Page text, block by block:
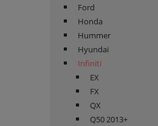
Ford
Honda
Hummer
Hyundai
Infiniti
EX
FX
QX
Q50 2013+